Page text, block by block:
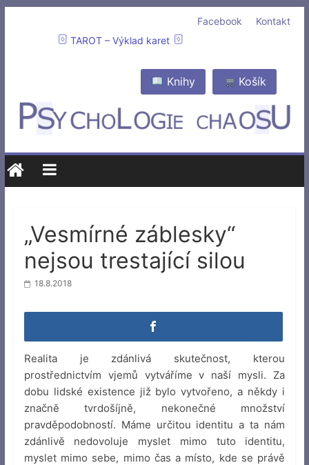
Kontakt
Facebook
TAROT – Výklad karet
Košík
Knihy
„Vesmírné záblesky“
nejsou trestající silou
18.8.2018
Realita je zdánlivá skutečnost, kterou
prostřednictvím vjemů vytváříme v naší mysli. Za
dobu lidské existence již bylo vytvořeno, a někdy i
značně tvrdošíjně, nekonečné množství
pravděpodobností. Máme určitou identitu a ta nám
zdánlivě nedovoluje myslet mimo tuto identitu,
myslet mimo sebe, mimo čas a místo, kde se právě